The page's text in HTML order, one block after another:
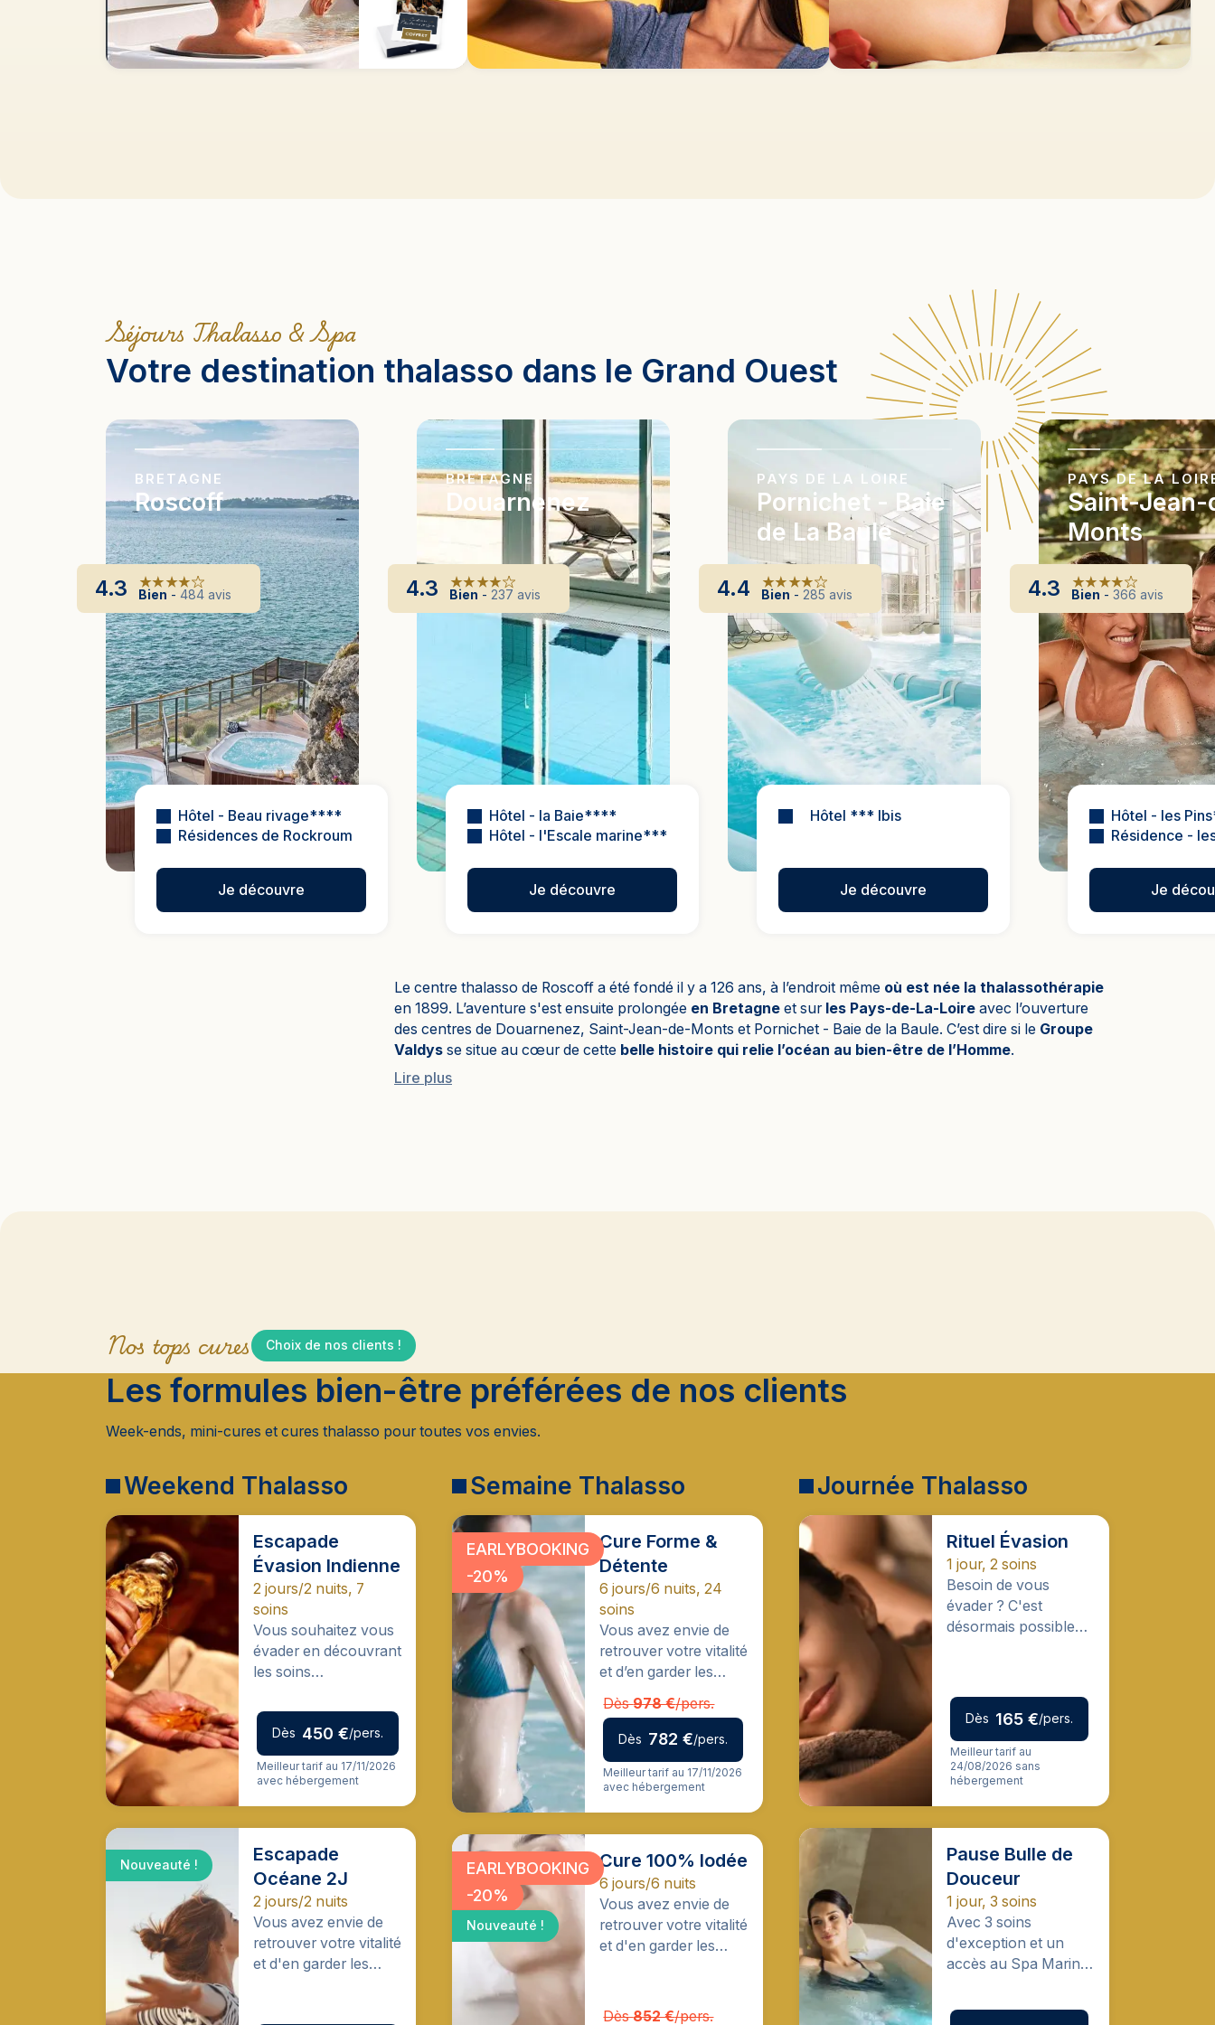
Votre destination thalasso dans le Grand Ouest
Séjours Thalasso & Spa
Roscoff
BRETAGNE
4.3 Bien - 484 avis
Hôtel - Beau rivage****
Résidences de Rockroum
Je découvre
Douarnenez
BRETAGNE
4.3 Bien - 237 avis
Hôtel - la Baie****
Hôtel - l'Escale marine***
Je découvre
Pornichet - Baie
de La Baule
PAYS DE LA LOIRE
4.4 Bien - 285 avis
Hôtel *** Ibis
Je découvre
Saint-
Monts
PAYS DE LA
4.3 Bien - 366 avis
Hôtel - les
Résidence -
Je
Le centre thalasso de Roscoff a été fondé il y a 126 ans, à l’endroit même où est née la thalassothérapie
en 1899. L’aventure s'est ensuite prolongée en Bretagne et sur les Pays-de-La-Loire avec l’ouverture
des centres de Douarnenez, Saint-Jean-de-Monts et Pornichet - Baie de la Baule. C’est dire si le Groupe
Valdys se situe au cœur de cette belle histoire qui relie l’océan au bien-être de l’Homme.
Nos tops cures Choix de nos clients !
Les formules bien-être préférées de nos clients
Week-ends, mini-cures et cures thalasso pour toutes vos envies.
Weekend Thalasso
Escapade
Évasion Indienne
2 jours/2 nuits, 7
soins
Vous souhaitez vous
évader en découvrant
les soins
moment suspendu,
hors du temps ?
Dès 450 €/pers.
Meilleur tarif au 17/11/2026
avec hébergement
Nouveauté !
Escapade
Océane 2J
2 jours/2 nuits
Vous avez envie de
retrouver votre vitalité
et d'en garder les
Semaine Thalasso
EARLYBOOKING
-20%
Cure Forme &
Détente
6 jours/6 nuits, 24
soins
Vous avez envie de
retrouver votre vitalité
et d’en garder les
effets longtemps
après votre cure ?
Dès978 €/pers.
Dès 782 €/pers.
Meilleur tarif au 17/11/2026
avec hébergement
EARLYBOOKING
-20%
Nouveauté !
Cure 100% Iodée
6 jours/6 nuits
Vous avez envie de
retrouver votre vitalité
et d'en garder les
Dès852 €/pers.
Journée Thalasso
Rituel Évasion
1 jour, 2 soins
Besoin de vous
évader ? C'est
désormais possible
Dès 165 €/pers.
Meilleur tarif au
24/08/2026 sans
hébergement
Pause Bulle de
Douceur
1 jour, 3 soins
Avec 3 soins
d'exception et un
accès au Spa Marin
sera réussie.